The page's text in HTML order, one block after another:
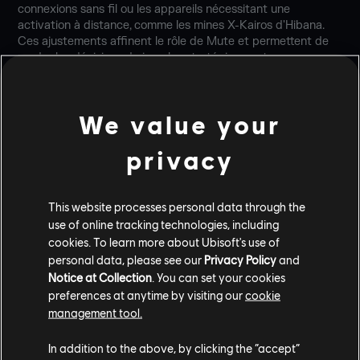
connexions sans fil ou les appareils nécessitant une
activation à distance, comme les mines X-Kairos d'Hibana.
Ces ajustements affinent le rôle de Mute et permettent de
rendre les décisions de jeu plus stratégiques et
Les Portails Surya d'Aruni peuvent désormais être
désactivés instantanément par les grenades à percussion
jusqu'à leur réactivation.
CASTLE
Les Panneaux de blindage de Castle peuvent désormais être
électrifiés par toute source d'électricité, ce qui renforce son
rôle actuel de soutien défensif anti-intrusion et offre aux
les sites.
We value your
privacy
This website processes personal data through the
use of online tracking technologies, including
cookies. To learn more about Ubisoft's use of
personal data, please see our Privacy Policyand
Notice at Collection . You can set your cookies
preferences at anytime by visiting ourcookie
management tool.
In addition to the above, by clicking the “accept”